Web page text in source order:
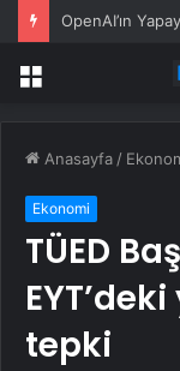
Menü
Anasayfa /
Ekonomi
TÜED
tepki